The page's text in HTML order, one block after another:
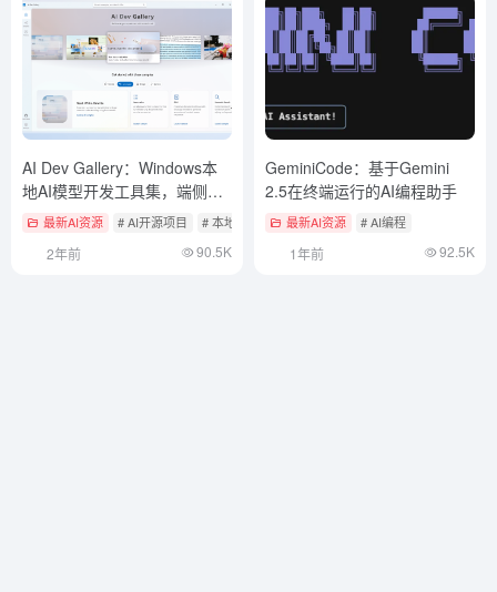
AI Dev Gallery：Windows本
地AI模型开发工具集，端侧模
型集成到Windows应用
最新AI资源 # AI开源项目 # 本地部署开源大模型工具
2年前 90.5K
GeminiCode：基于Gemini
2.5在终端运行的AI编程助手
最新AI资源 # AI编程
1年前 92.5K